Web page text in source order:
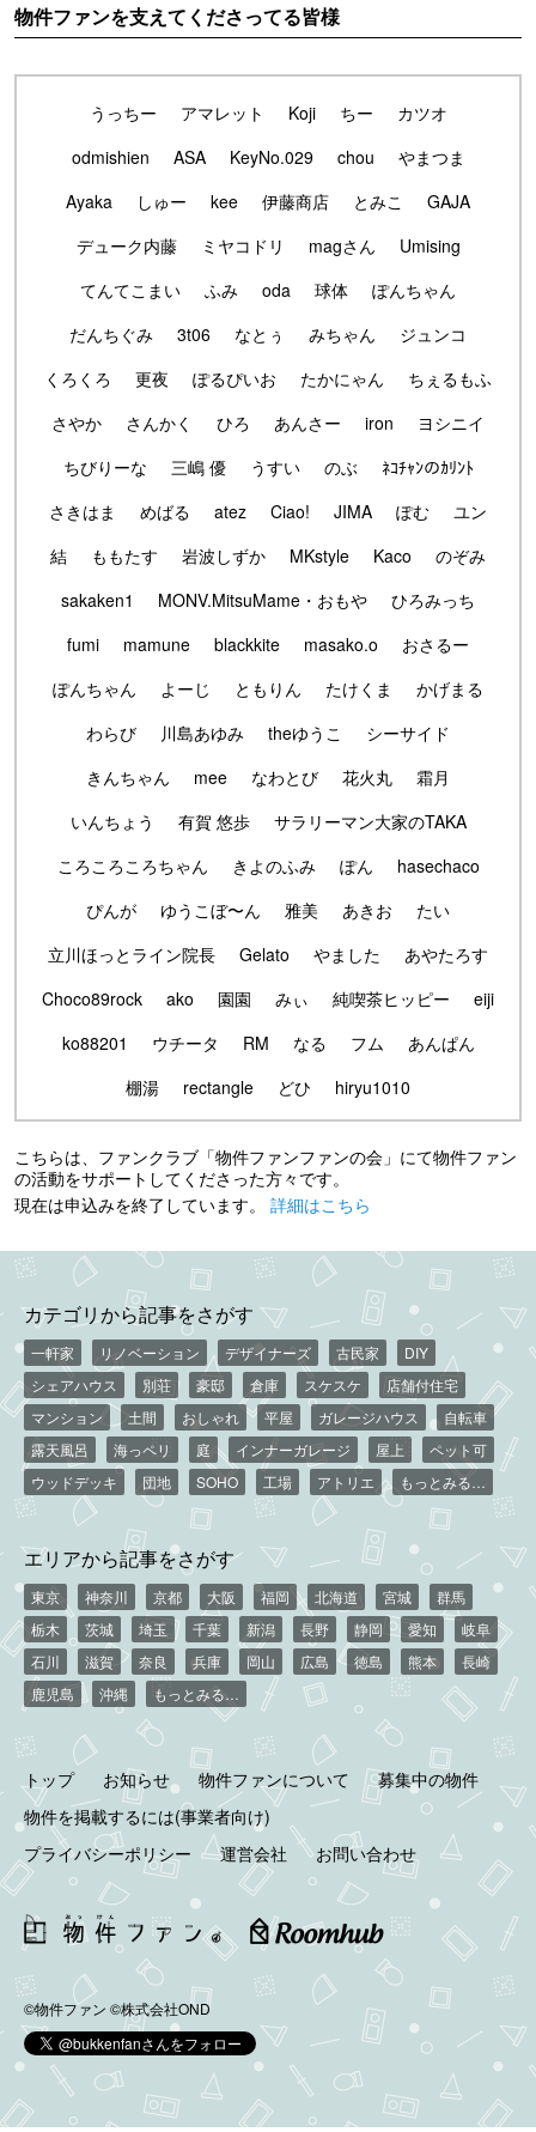
物件ファンを支えてくださってる皆様
うっちー アマレット Koji ちー
カツオ
odmishien
ASA KeyNo.029 chou
やまつま
Ayaka
しゅー kee 伊藤商店 とみこ
GAJA
デューク内藤
ミヤコドリ magさん
Umising
てんてこまい
ふみ oda 球体
ぽんちゃん
だんちぐみ
3t06 なとぅ みちゃん
ジュンコ
くろくろ
更夜 ぽるぴいお たかにゃん
ちぇるもふ
さやか
さんかく ひろ あんさー iron
ヨシニイ
ちびりーな
三嶋 優 うすい のぶ
ﾈｺﾁｬﾝのｶﾘﾝﾄ
さきはま
めばる atez Ciao! JIMA ぽむ
ユン
結
ももたす 岩波しずか MKstyle Kaco
のぞみ
sakaken1
MONV.MitsuMame・おもや
ひろみっち
fumi
mamune blackkite masako.o
おさるー
ぽんちゃん
よーじ ともりん たけくま
かげまる
わらび
川島あゆみ theゆうこ
シーサイド
きんちゃん
mee なわとび 花火丸
霜月
いんちょう
有賀 悠歩
サラリーマン大家のTAKA
ころころころちゃん
きよのふみ ぽん
hasechaco
ぴんが
ゆうこぼ〜ん 雅美 あきお
たい
立川ほっとライン院長
Gelato やました
あやたろす
Choco89rock
ako 園園 みぃ 純喫茶ヒッピー
eiji
ko88201
ウチータ RM なる フム
あんぱん
棚湯
rectangle どひ hiryu1010
こちらは、ファンクラブ「物件ファンファンの会」にて物件ファン
の活動をサポートしてくださった方々です。
現在は申込みを終了しています。 詳細はこちら
カテゴリから記事をさがす
一軒家 リノベーション デザイナーズ 古民家
DIY
シェアハウス
別荘 豪邸 倉庫 スケスケ
店舗付住宅
マンション
土間 おしゃれ 平屋 ガレージハウス
自転車
露天風呂
海っペリ 庭 インナーガレージ 屋上
ペット可
ウッドデッキ
団地 SOHO 工場 アトリエ もっとみる…
エリアから記事をさがす
東京 神奈川 京都 大阪 福岡 北海道 宮城
群馬
栃木
茨城 埼玉 千葉 新潟 長野 静岡 愛知
岐阜
石川
滋賀 奈良 兵庫 岡山 広島 徳島 熊本
長崎
鹿児島
沖縄 もっとみる…
トップ お知らせ 物件ファンについて
募集中の物件
物件を掲載するには(事業者向け)
プライバシーポリシー
運営会社 お問い合わせ
©物件ファン ©株式会社OND